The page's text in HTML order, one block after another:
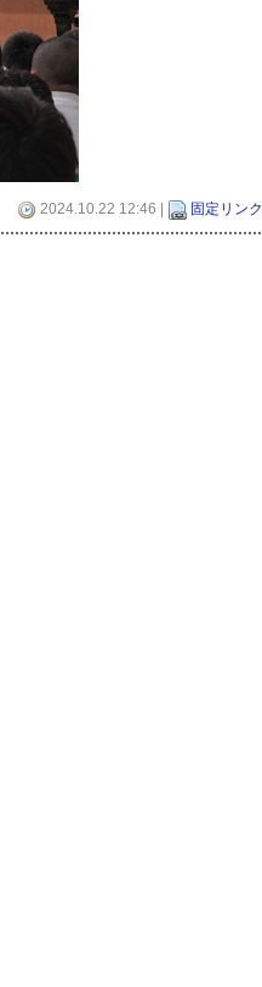
2024.10.22 12:46 | 固定リンク